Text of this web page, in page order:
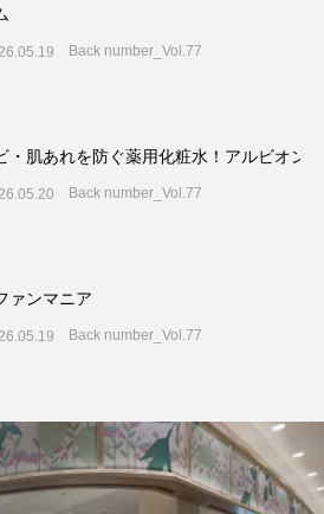
Back number_Vol.77
・肌あれを防ぐ薬用化粧水！アルビオン
Back number_Vol.77
ァンマニア
Back number_Vol.77